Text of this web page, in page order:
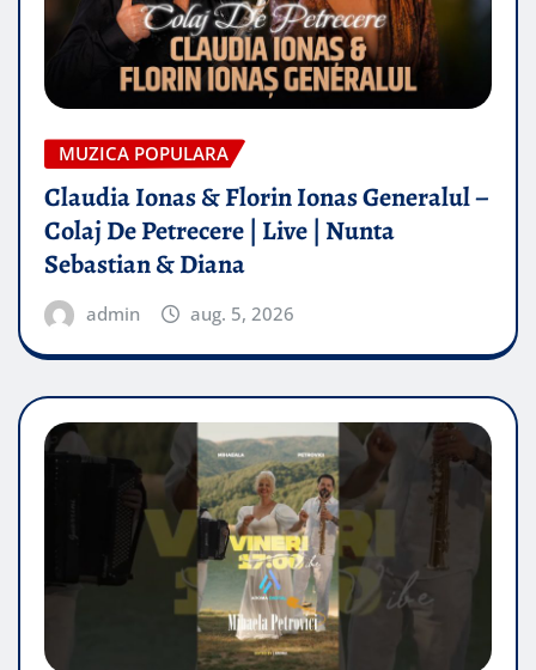
MUZICA POPULARA
Claudia Ionas & Florin Ionas Generalul –
Colaj De Petrecere | Live | Nunta
Sebastian & Diana
admin aug. 5, 2026